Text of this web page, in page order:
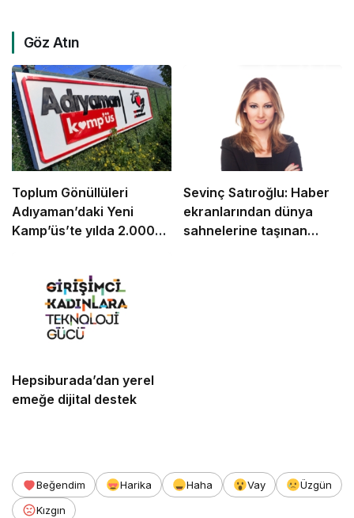
Göz Atın
Toplum Gönüllüleri
Adıyaman’daki Yeni
Kamp’üs’te yılda 2.000
Sevinç Satıroğlu: Haber
ekranlarından dünya
sahnelerine taşınan
Hepsiburada’dan yerel
emeğe dijital destek
Beğendim Harika Haha Vay
Üzgün
Kızgın